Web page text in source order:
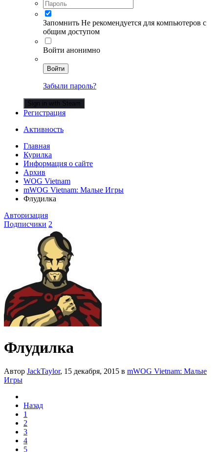
Запомнить Не рекомендуется для компьютеров с
общим доступом
Войти анонимно
Войти
Забыли пароль?
Sign in with Steam
Регистрация
Активность
Главная
Курилка
Информация о сайте
Архив
WOG Vietnam
mWOG Vietnam: Малые Игры
Флудилка
Авторизация
Подписчики 2
Флудилка
Автор JackTaylor, 15 декабря, 2015 в mWOG Vietnam: Малые
Игры
Назад
1
2
3
4
5